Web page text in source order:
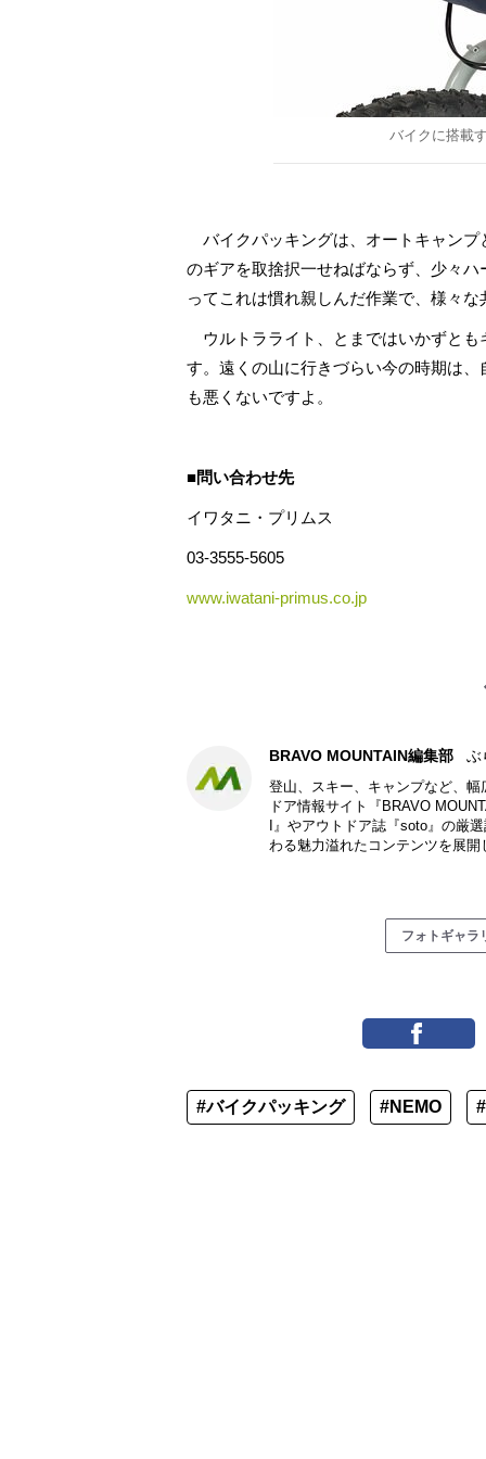
バイクに搭載
バイクパッキングは、オートキャンプ
のギアを取捨択一せねばならず、少々
ってこれは慣れ親しんだ作業で、様々
ウルトラライト、とまではいかずとも
す。遠くの山に行きづらい今の時期は
も悪くないですよ。
■問い合わせ先
イワタニ・プリムス
03-3555-5605
www.iwatani-primus.co.jp
BRAVO MOUNTAIN編集部 ぶ
登山、スキー、キャンプなど、
ドア情報サイト『BRAVO
I』やアウトドア誌『soto』の厳
わる魅力溢れたコンテンツを展開
フォトギャ
#バイクパッキング #NEMO